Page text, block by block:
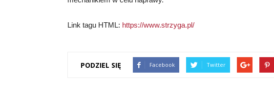
Link tagu HTML: https://www.strzyga.pl/
PODZIEL SIĘ Facebook Twitter